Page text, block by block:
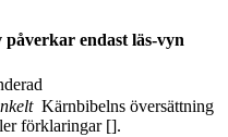
påverkar endast läs-vyn
Kärnbibelns översättning
förklaringar [].